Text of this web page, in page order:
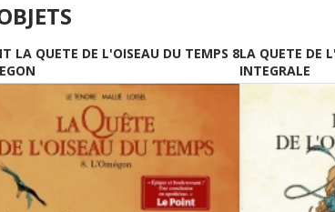
LA QUETE DE L'OISEAU DU TEMPS 8LA QUETE DE
INTEGRALE